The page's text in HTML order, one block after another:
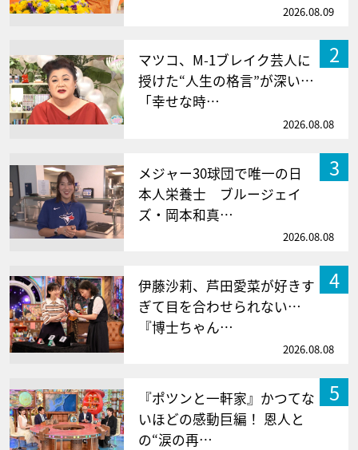
2026.08.09
2
マツコ、M-1ブレイク芸人に
授けた“人生の格言”が深い…
「幸せな時…
2026.08.08
3
メジャー30球団で唯一の日
本人栄養士 ブルージェイ
ズ・岡本和真…
2026.08.08
4
伊藤沙莉、芦田愛菜が好きす
ぎて目を合わせられない…
『博士ちゃん…
2026.08.08
5
『ポツンと一軒家』かつてな
いほどの感動巨編！ 恩人と
の“涙の再…